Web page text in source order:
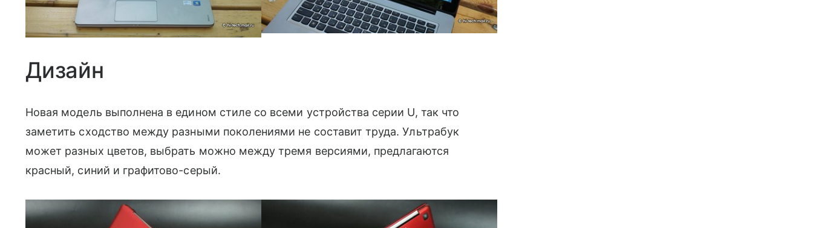
Дизайн
Новая модель выполнена в едином стиле со всеми устройства серии U, так что
заметить сходство между разными поколениями не составит труда. Ультрабук
может разных цветов, выбрать можно между тремя версиями, предлагаются
красный, синий и графитово-серый.